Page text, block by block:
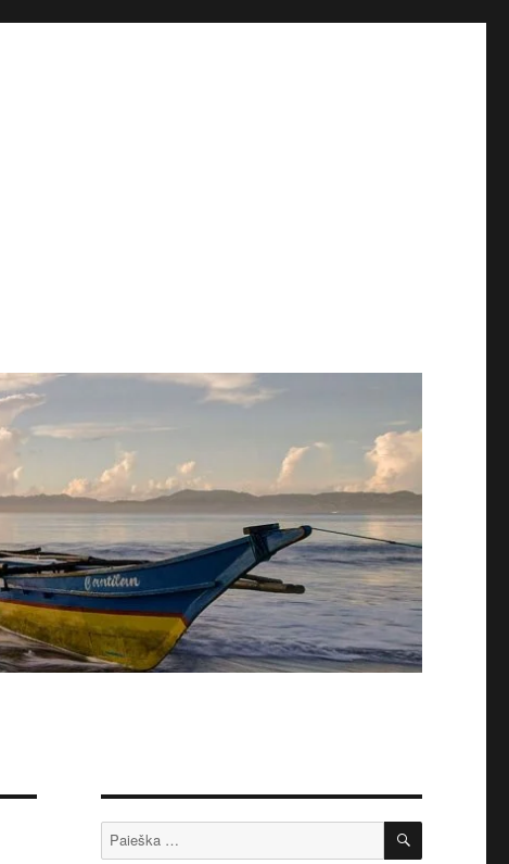
Ieškoti: IEŠKOTI